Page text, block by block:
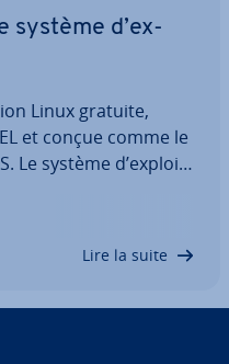
système d’ex­
Linux gratuite,
et conçue comme le
Le système d’ex­ploi­
la com­mu­nauté.
Lire la suite